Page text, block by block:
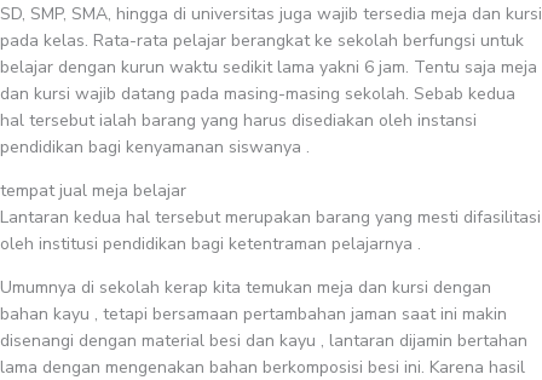
SD, SMP, SMA, hingga di universitas juga wajib tersedia meja dan kursi
pada kelas. Rata-rata pelajar berangkat ke sekolah berfungsi untuk
belajar dengan kurun waktu sedikit lama yakni 6 jam. Tentu saja meja
dan kursi wajib datang pada masing-masing sekolah. Sebab kedua
hal tersebut ialah barang yang harus disediakan oleh instansi
pendidikan bagi kenyamanan siswanya .
tempat jual meja belajar
Lantaran kedua hal tersebut merupakan barang yang mesti difasilitasi
oleh institusi pendidikan bagi ketentraman pelajarnya .
Umumnya di sekolah kerap kita temukan meja dan kursi dengan
bahan kayu , tetapi bersamaan pertambahan jaman saat ini makin
disenangi dengan material besi dan kayu , lantaran dijamin bertahan
lama dengan mengenakan bahan berkomposisi besi ini. Karena hasil